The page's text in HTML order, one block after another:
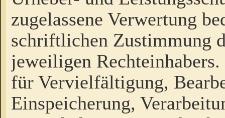
zugelassene Verwertung
schriftlichen Zustimmung
jeweiligen
für Vervielfältigung,
Einspeicherung,